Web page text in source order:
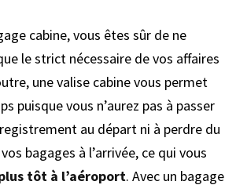
cabine, vous êtes sûr de ne
le strict nécessaire de vos affaires
une valise cabine vous permet
puisque vous n’aurez pas à passer
au départ ni à perdre du
bagages à l’arrivée, ce qui vous
tôt à l’aéroport. Avec un bagage